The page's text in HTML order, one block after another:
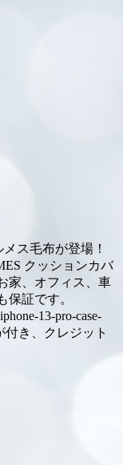
ス毛布が登場！
クッションカバ
家、オフィス、車
証です。
13-pro-case-
き、クレジット